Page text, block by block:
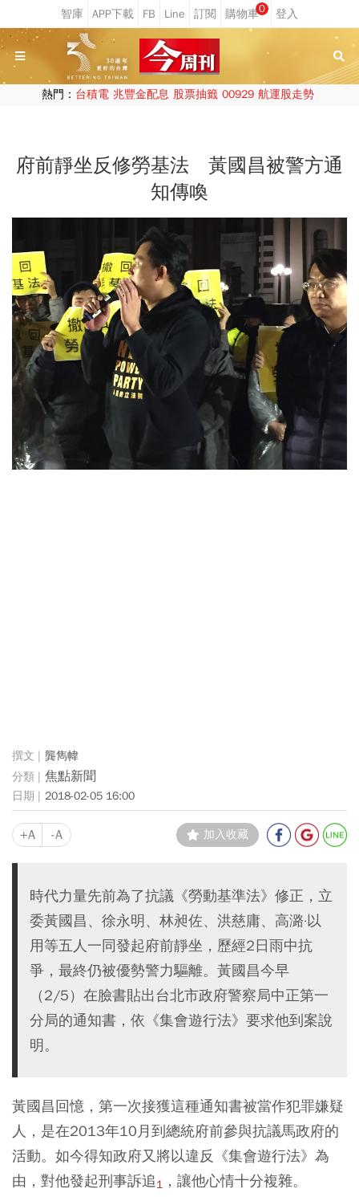
0
熱門： 台積電 兆豐金配息 股票抽籤 00929 航運股走勢
府前靜坐反修勞基法 黃國昌被警方通
知傳喚
龔雋幃
焦點新聞
2018-02-05 16:00
+A -A 加入收藏
時代力量先前為了抗議《勞動基準法》修正，立
委黃國昌、徐永明、林昶佐、洪慈庸、高潞·以
用等五人一同發起府前靜坐，歷經2日雨中抗
爭，最終仍被優勢警力驅離。黃國昌今早
（2/5）在臉書貼出台北市政府警察局中正第一
分局的通知書，依《集會遊行法》要求他到案說
明。
黃國昌回憶，第一次接獲這種通知書被當作犯罪嫌疑
人，是在2013年10月到總統府前參與抗議馬政府的
活動。如今得知政府又將以違反《集會遊行法》為
由，對他發起刑事訴追1 ，讓他心情十分複雜。